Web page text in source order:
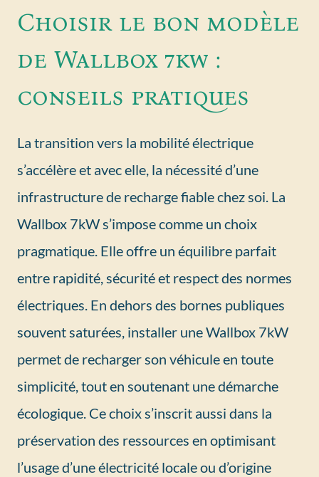
Choisir le bon modèle
de Wallbox 7kw :
conseils pratiques
La transition vers la mobilité électrique
s’accélère et avec elle, la nécessité d’une
infrastructure de recharge fiable chez soi. La
Wallbox 7kW s’impose comme un choix
pragmatique. Elle offre un équilibre parfait
entre rapidité, sécurité et respect des normes
électriques. En dehors des bornes publiques
souvent saturées, installer une Wallbox 7kW
permet de recharger son véhicule en toute
simplicité, tout en soutenant une démarche
écologique. Ce choix s’inscrit aussi dans la
préservation des ressources en optimisant
l’usage d’une électricité locale ou d’origine